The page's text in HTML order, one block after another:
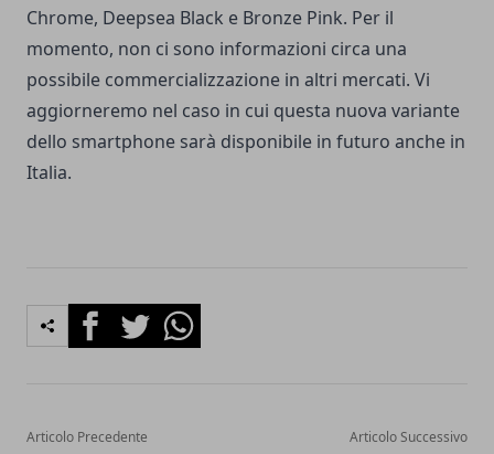
Chrome, Deepsea Black e Bronze Pink. Per il
momento, non ci sono informazioni circa una
possibile commercializzazione in altri mercati. Vi
aggiorneremo nel caso in cui questa nuova variante
dello smartphone sarà disponibile in futuro anche in
Italia.
FacebookTwitterWhatsapp
Articolo Precedente Articolo Successivo